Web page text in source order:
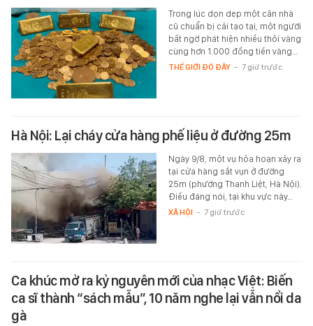
Trong lúc dọn dẹp một căn nhà
cũ chuẩn bị cải tạo tại, một người
bất ngờ phát hiện nhiều thỏi vàng
cùng hơn 1.000 đồng tiền vàng…
THẾ GIỚI ĐÓ ĐÂY - 7 giờ trước
Hà Nội: Lại cháy cửa hàng phế liệu ở đường 25m
Ngày 9/8, một vụ hỏa hoạn xảy ra
tại cửa hàng sắt vụn ở đường
25m (phường Thanh Liệt, Hà Nội).
Điều đáng nói, tại khu vực này…
XÃ HỘI - 7 giờ trước
Ca khúc mở ra kỷ nguyên mới của nhạc Việt: Biến
ca sĩ thành “sách mẫu”, 10 năm nghe lại vẫn nổi da
gà